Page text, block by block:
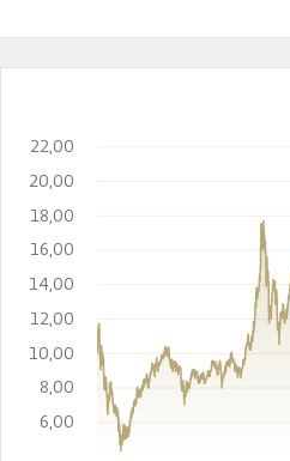
6,00
8,00
10,00
12,00
14,00
16,00
18,00
20,00
22,00